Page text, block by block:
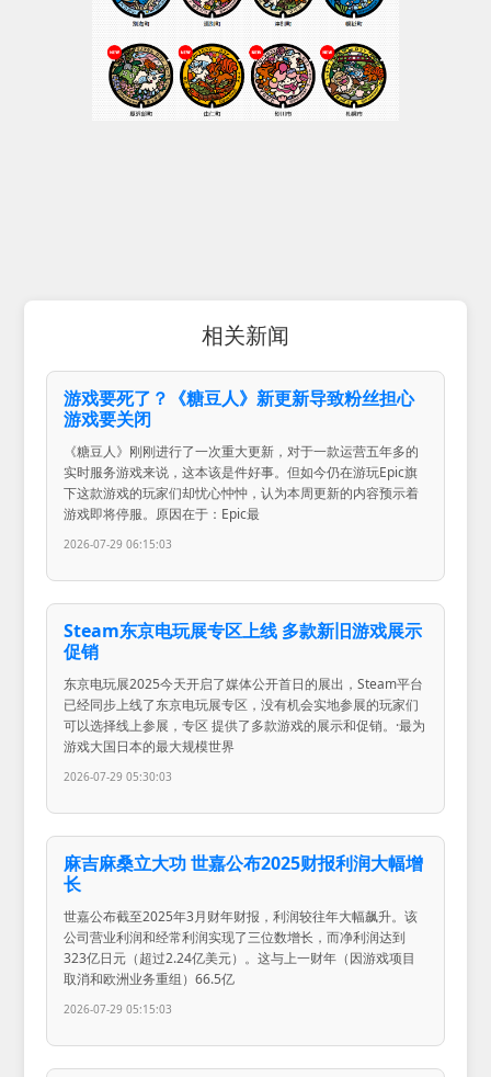
相关新闻
游戏要死了？《糖豆人》新更新导致粉丝担心
游戏要关闭
《糖豆人》刚刚进行了一次重大更新，对于一款运营五年多的
实时服务游戏来说，这本该是件好事。但如今仍在游玩Epic旗
下这款游戏的玩家们却忧心忡忡，认为本周更新的内容预示着
游戏即将停服。原因在于：Epic最
2026-07-29 06:15:03
Steam东京电玩展专区上线 多款新旧游戏展示
促销
东京电玩展2025今天开启了媒体公开首日的展出，Steam平台
已经同步上线了东京电玩展专区，没有机会实地参展的玩家们
可以选择线上参展，专区 提供了多款游戏的展示和促销。·最为
游戏大国日本的最大规模世界
2026-07-29 05:30:03
麻吉麻桑立大功 世嘉公布2025财报利润大幅增
长
世嘉公布截至2025年3月财年财报，利润较往年大幅飙升。该
公司营业利润和经常利润实现了三位数增长，而净利润达到
323亿日元（超过2.24亿美元）。这与上一财年（因游戏项目
取消和欧洲业务重组）66.5亿
2026-07-29 05:15:03